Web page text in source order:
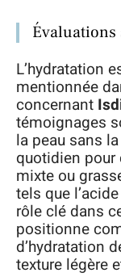
L’hydratation
mentionnée
concernant
témoignages
la peau sans
quotidien pour
mixte ou
tels que
rôle clé dans
positionne
d’hydratation
texture légère